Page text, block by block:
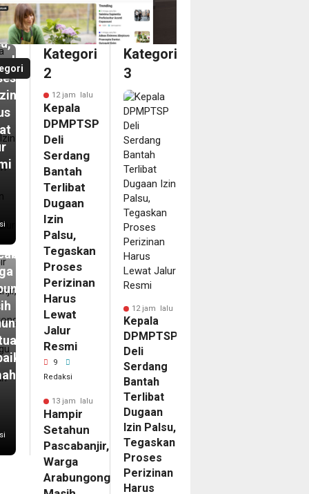
Kategori
2
12 jam lalu
Kepala
DPMPTSP
Deli
Serdang
Bantah
Terlibat
Dugaan
Izin
Palsu,
Tegaskan
Proses
Perizinan
Harus
Lewat
Jalur
Resmi
9
Redaksi
13 jam lalu
Hampir
Setahun
Pascabanjir,
Warga
Arabungong
Kategori
3
12 jam lalu
Kepala
DPMPTSP
Deli
Serdang
Bantah
Terlibat
Dugaan
Izin Palsu,
Tegaskan
Proses
Perizinan
Harus